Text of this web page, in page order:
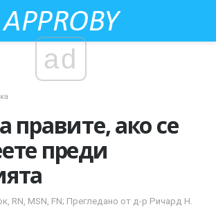
ad
правите, ако се
преди
RN, MSN, FN; Прегледано от д-р Ричард Н.